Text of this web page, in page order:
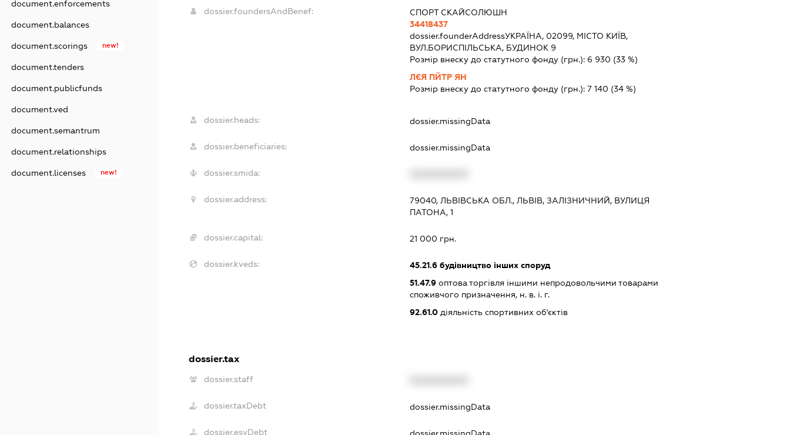
document.enforcements
document.balances
document.scorings new!
document.tenders
document.publicfunds
document.ved
document.semantrum
document.relationships
document.licenses new!
dossier.foundersAndBenef:
СПОРТ СКАЙСОЛЮШН
34418437
dossier.founderAddressУКРАЇНА, 02099, МІСТО КИЇВ,
ВУЛ.БОРИСПІЛЬСЬКА, БУДИНОК 9
Розмір внеску до статутного фонду (грн.): 6 930 (33 %)
ЛЄЯ ПЙТР ЯН
Розмір внеску до статутного фонду (грн.):7 140 (34 %)
dossier.heads: dossier.missingData
dossier.beneficiaries: dossier.missingData
dossier.smida:
dossier.address:
79040, ЛЬВІВСЬКА ОБЛ., ЛЬВІВ, ЗАЛІЗНИЧНИЙ, ВУЛИЦЯ
ПАТОНА, 1
dossier.capital: 21 000 грн.
dossier.kveds: 45.21.6 будівництво інших споруд
51.47.9 оптова торгівля іншими непродовольчими товарами
споживчого призначення, н. в. і. г.
92.61.0 діяльність спортивних об'єктів
dossier.tax
dossier.staff
dossier.taxDebt dossier.missingData
dossier.esvDebt dossier.missingData